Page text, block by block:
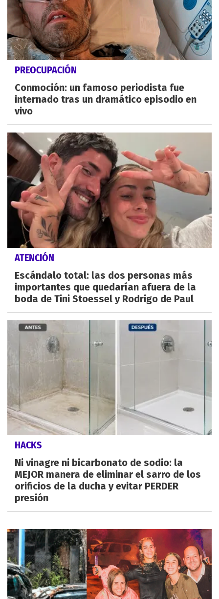
PREOCUPACIÓN
Conmoción: un famoso periodista fue
internado tras un dramático episodio en
vivo
ATENCIÓN
Escándalo total: las dos personas más
importantes que quedarían afuera de la
boda de Tini Stoessel y Rodrigo de Paul
HACKS
Ni vinagre ni bicarbonato de sodio: la
MEJOR manera de eliminar el sarro de los
orificios de la ducha y evitar PERDER
presión